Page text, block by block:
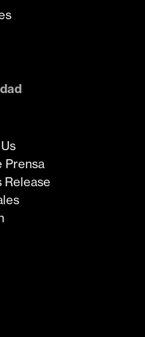
Prensa
Release